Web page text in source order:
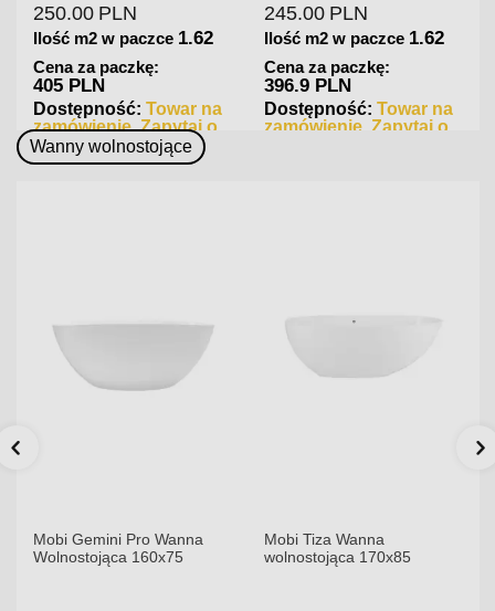
250.00 PLN
Ilość m2 w paczce 1.62
Cena za paczkę:
405 PLN
Dostępność: Towar na
zamówienie. Zapytaj o
czas realizacji
245.00 PLN
Ilość m2 w paczce 1.62
Cena za paczkę:
396.9 PLN
Dostępność: Towar na
zamówienie. Zapytaj o
Wanny wolnostojące
Mobi Gemini Pro Wanna
Wolnostojąca 160x75
Mobi Tiza Wanna
wolnostojąca 170x85